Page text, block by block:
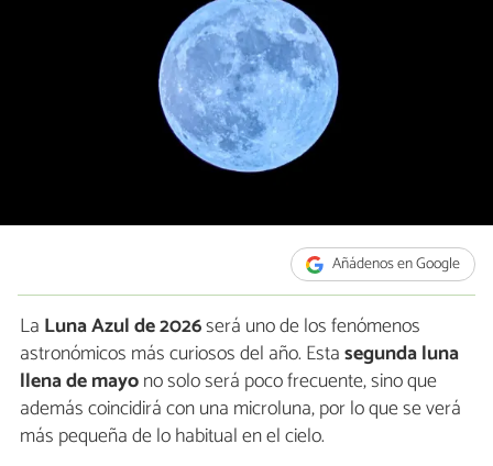
Añádenos en Google
La Luna Azul de 2026será uno de los fenómenos
astronómicos más curiosos del año. Estasegunda luna
llena de mayono solo será poco frecuente, sino que
además coincidirá con una microluna, por lo que se verá
más pequeña de lo habitual en el cielo.